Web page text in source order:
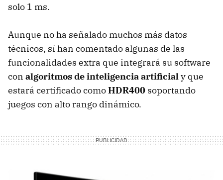
solo 1 ms.
Aunque no ha señalado muchos más datos
técnicos, sí han comentado algunas de las
funcionalidades extra que integrará su software
con algoritmos de inteligencia artificialy que
estará certificado comoHDR400 soportando
juegos con alto rango dinámico.